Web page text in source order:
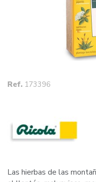
Ref. 173396
Las hierbas de las